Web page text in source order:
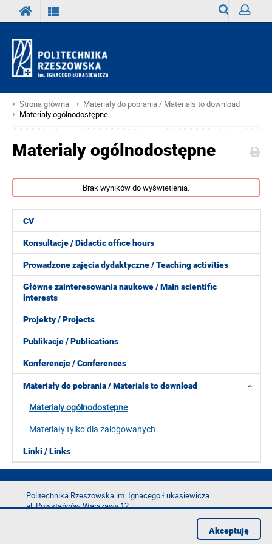
Strona główna
Materiały do pobrania / Materials to download
Materialy ogólnodostępne
CV
Konsultacje / Didactic office hours
Prowadzone zajęcia dydaktyczne / Teaching activities
Główne zainteresowania naukowe / Main scientific
interests
Projekty / Projects
Publikacje / Publications
Konferencje / Conferences
Materiały do pobrania / Materials to download
Materialy ogólnodostępne
Materiały tylko dla zalogowanych
Linki / Links
Materialy ogólnodostępne
Brak wyników do wyświetlenia.
Politechnika Rzeszowska im. Ignacego Łukasiewicza
al. Powstańców Warszawy 12
Akceptuję